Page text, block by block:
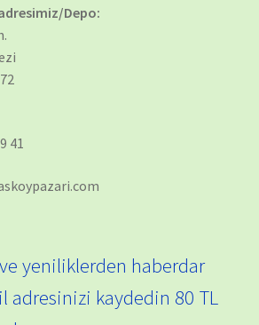
Depo:
41
yeniliklerden haberdar
adresinizi kaydedin 80 TL